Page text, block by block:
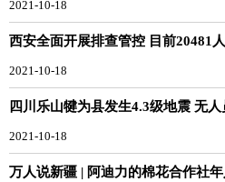
2021-10-18
西安全面开展排查管控 目前20481
2021-10-18
四川乐山犍为县发生4.3级地震 无人
2021-10-18
万人说新疆 | 阿迪力的棉花合作社